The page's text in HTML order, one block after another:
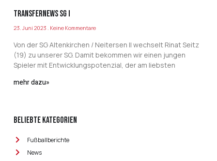
Transfernews SG I
23. Juni 2023 Keine Kommentare
Von der SG Altenkirchen / Neitersen II wechselt Rinat Seitz
(19) zu unserer SG. Damit bekommen wir einen jungen
Spieler mit Entwicklungspotenzial, der am liebsten
mehr dazu»
Beliebte Kategorien
Fußballberichte
News